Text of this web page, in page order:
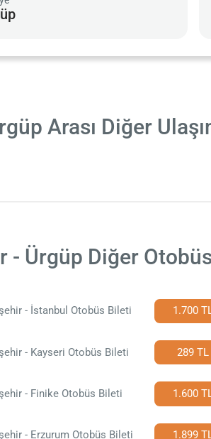
Arası Diğer
- Ürgüp Diğer
- İstanbul Otobüs Bileti 1.700
- Kayseri Otobüs Bileti 289 TL
- Finike Otobüs Bileti 1.600
- Erzurum Otobüs Bileti 1.899